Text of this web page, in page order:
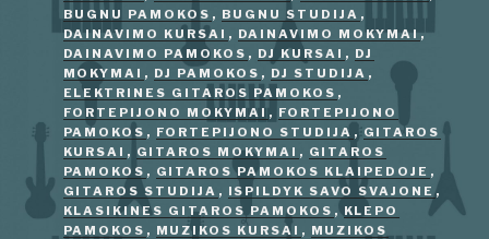
BUGNU PAMOKOS , BUGNU STUDIJA ,
DAINAVIMO KURSAI , DAINAVIMO MOKYMAI,
DAINAVIMO PAMOKOS , DJ KURSAI , DJ
MOKYMAI , DJ PAMOKOS , DJ STUDIJA ,
ELEKTRINES GITAROS PAMOKOS ,
FORTEPIJONO MOKYMAI, FORTEPIJONO
PAMOKOS , FORTEPIJONO STUDIJA , GITAROS
KURSAI , GITAROS MOKYMAI , GITAROS
PAMOKOS , GITAROS PAMOKOS KLAIPEDOJE ,
GITAROS STUDIJA , ISPILDYK SAVO SVAJONE ,
KLASIKINES GITAROS PAMOKOS , KLEPO
PAMOKOS , MUZIKOS KURSAI , MUZIKOS